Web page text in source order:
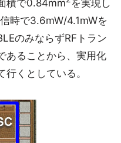
積で0.84mm
を実現し
時で3.6mW/4.1mWを
のみならずRFトラン
あることから、実用化
くとしている。